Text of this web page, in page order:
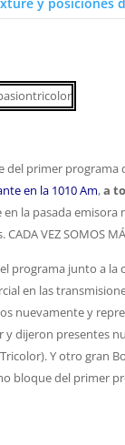
VEZ SOMOS
del primer programa
en la 1010 Am,a
la pasada
VEZ SOMOS
programa junto a
en las
nuevamente y
dijeron presentes
Y otro gran
bloque del primer